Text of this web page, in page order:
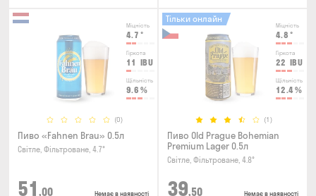
Міцність
4.7 °
Гіркота
11 IBU
Щільність
9.6 %
(0)
Пиво «Fahnen Brau» 0.5л
Світле, Фільтроване, 4.7°
51 ,00 Немає в наявності
Міцність
4.8 °
Гіркота
22 IBU
Щільність
12.4 %
(1)
Тільки онлайн
Пиво Old Prague Bohemian
Premium Lager 0.5л
Світле, Фільтроване, 4.8°
39,50 Немає в наявності